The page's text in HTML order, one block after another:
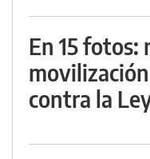
En 15
contra la